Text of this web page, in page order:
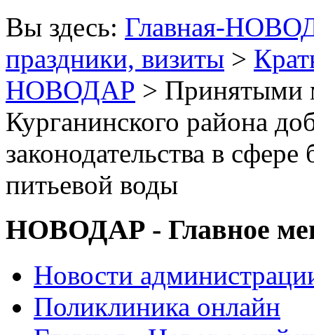
Вы здесь: Главная-
праздники, визиты >
НОВОДАР > Принятыми
Курганинского района
законодательства в сфере
питьевой воды
НОВОДАР - Главное
Новости
Поликлиника онлайн